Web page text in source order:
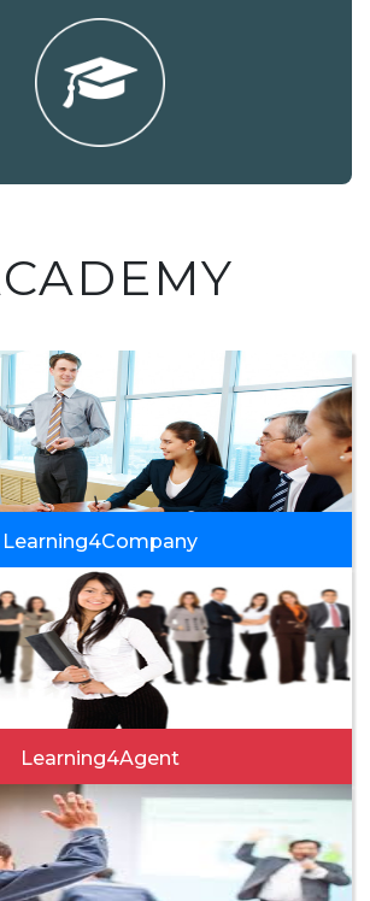
Learning4Company
ALLA FORMAZIONE
Learning4Agent
ALLA FORMAZIONE